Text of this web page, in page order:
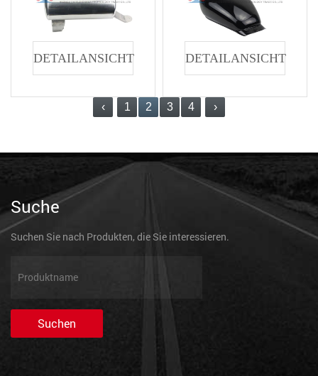
DETAILANSICHT DETAILANSICHT
‹ 1 2 3 4 ›
Suche
Suchen Sie nach Produkten, die Sie interessieren.